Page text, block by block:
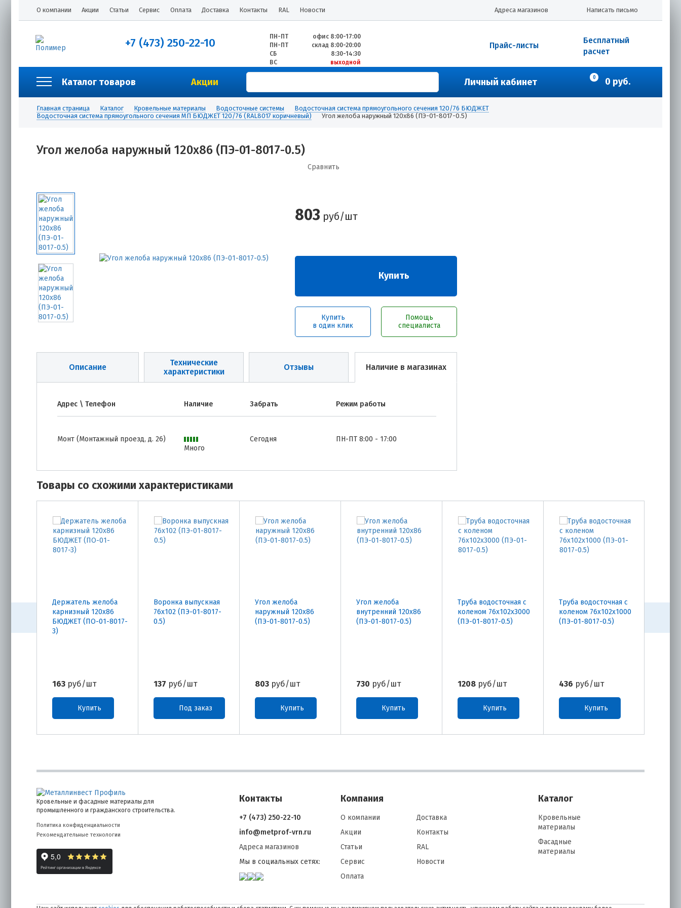
О компании Акции Статьи Сервис Оплата Доставка Контакты RAL Новости Написать письмо
Адреса магазинов
+7 (473) 250-22-10 ПН-ПТ
офис 8:00-17:00
ПН-ПТ
склад 8:00-20:00
СБ
8:30-14:30
ВС
выходной
Бесплатный
расчет
Прайс-листы
Каталог товаров Акции Личный кабинет 0 0 руб.
Главная страница Каталог Кровельные материалы Водосточные системы
Водосточная система прямоугольного сечения 120/76 БЮДЖЕТ
Водосточная система прямоугольного сечения МП БЮДЖЕТ 120/76 (RAL8017 коричневый)
Угол желоба наружный 120х86 (ПЭ-01-8017-0.5)
Угол желоба наружный 120х86 (ПЭ-01-8017-0.5)
Сравнить
803 руб/шт
Купить
Купить
в один клик
Помощь
специалиста
Описание
Технические
характеристики
Отзывы Наличие в магазинах
Адрес \ Телефон Наличие Забрать Режим работы
Монт (Монтажный проезд, д. 26)
Много
Сегодня ПН-ПТ 8:00 - 17:00
Товары со схожими характеристиками
Держатель желоба
карнизный 120х86
БЮДЖЕТ (ПО-01-8017-
3)
163 руб/шт
Купить
Воронка выпускная
76х102 (ПЭ-01-8017-
0.5)
137 руб/шт
Под заказ
Угол желоба
наружный 120х86
(ПЭ-01-8017-0.5)
803 руб/шт
Купить
Угол желоба
внутренний 120х86
(ПЭ-01-8017-0.5)
730 руб/шт
Купить
Труба водосточная с
коленом 76х102х3000
(ПЭ-01-8017-0.5)
1208 руб/шт
Купить
Труба водосточная с
коленом 76х102х1000
(ПЭ-01-8017-0.5)
436 руб/шт
Купить
Кровельные и фасадные материалы для
промышленного и гражданского строительства.
Политика конфиденциальности
Рекомендательные технологии
Контакты
+7 (473) 250-22-10
info@metprof-vrn.ru
Адреса магазинов
Мы в социальных сетях:
Компания
О компании
Акции
Статьи
Сервис
Оплата
Доставка
Контакты
RAL
Новости
Каталог
Кровельные
материалы
Фасадные
материалы